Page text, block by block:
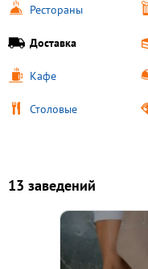
Рестораны
Доставка
Кафе
Столовые
13 заведений